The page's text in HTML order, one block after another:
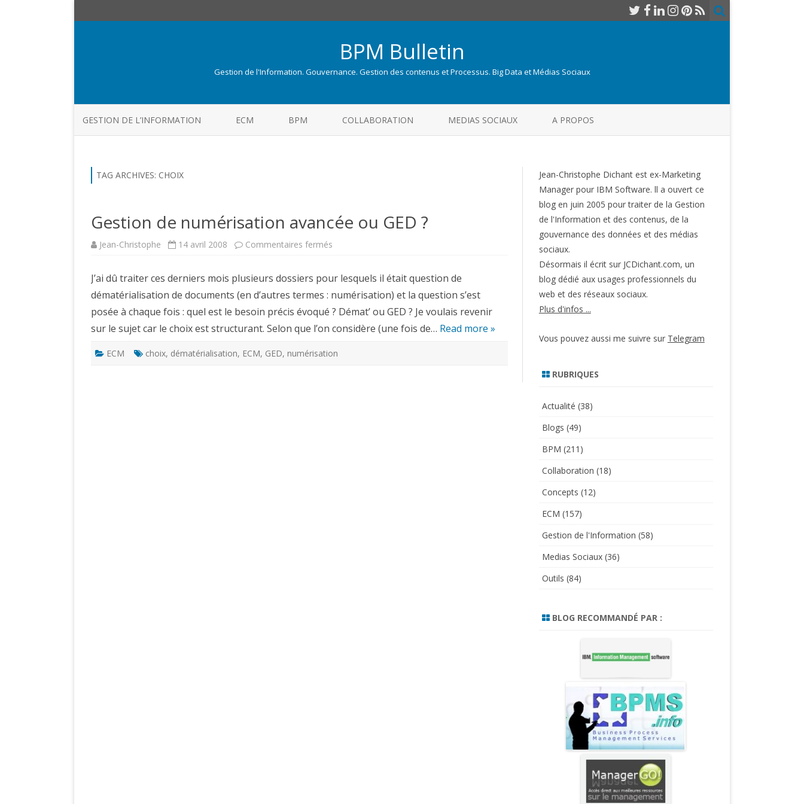
BPM Bulletin
Gestion de l'Information. Gouvernance. Gestion des contenus et Processus. Big Data et Médias Sociaux
to
GESTION DE L’INFORMATION ECM BPM COLLABORATION MEDIAS SOCIAUX A PROPOS
TAG ARCHIVES: CHOIX
Gestion de numérisation avancée ou GED ?
Jean-Christophe 14 avril 2008 Commentaires fermés
avancée
ou
GED
?
J’ai dû traiter ces derniers mois plusieurs dossiers pour lesquels il était question de
dématérialisation de documents (en d’autres termes : numérisation) et la question s’est
posée à chaque fois : quel est le besoin précis évoqué ? Démat’ ou GED ? Je voulais revenir
sur le sujet car le choix est structurant. Selon que l’on considère (une fois de… Read more »
ECM choix, dématérialisation, ECM, GED, numérisation
Jean-Christophe Dichant est ex-Marketing
Manager pour IBM Software. ll a ouvert ce
blog en juin 2005 pour traiter de la Gestion
de l'Information et des contenus, de la
gouvernance des données et des médias
sociaux.
Désormais il écrit sur JCDichant.com, un
blog dédié aux usages professionnels du
web et des réseaux sociaux.
Plus d'infos ...
Vous pouvez aussi me suivre sur Telegram
RUBRIQUES
Actualité (38)
Blogs (49)
BPM (211)
Collaboration (18)
Concepts (12)
ECM (157)
Gestion de l'Information (58)
Medias Sociaux(36)
Outils (84)
BLOG RECOMMANDÉ PAR :